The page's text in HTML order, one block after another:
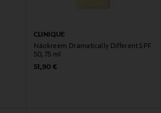
CLINIQUE
Näokreem Dramatically Different SPF
50, 75 ml
Original Price
51,90 €